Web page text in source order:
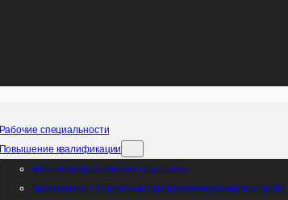
Рабочие специальности
Повышение квалификации
Антитеррористическая подготовка
Безопасность строительства (рекомендовано нострой)